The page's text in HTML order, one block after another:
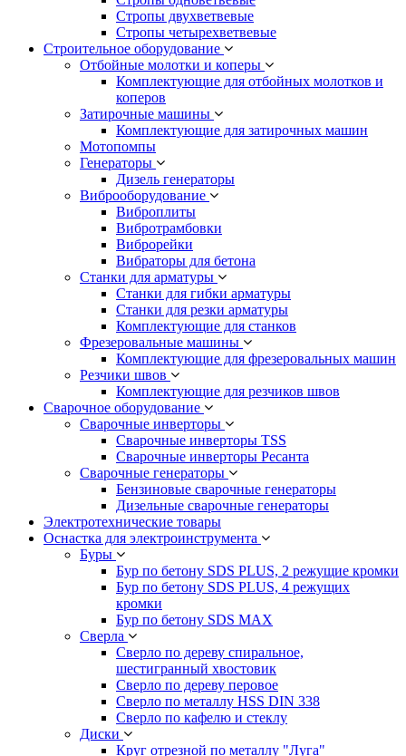
Стропы двухветвевые
Стропы четырехветвевые
Строительное оборудование
Отбойные молотки и коперы
Комплектующие для отбойных молотков и
коперов
Затирочные машины
Комплектующие для затирочных машин
Мотопомпы
Генераторы
Дизель генераторы
Виброоборудование
Виброплиты
Вибротрамбовки
Виброрейки
Вибраторы для бетона
Станки для арматуры
Станки для гибки арматуры
Станки для резки арматуры
Комплектующие для станков
Фрезеровальные машины
Комплектующие для фрезеровальных машин
Резчики швов
Комплектующие для резчиков швов
Сварочное оборудование
Сварочные инверторы
Сварочные инверторы TSS
Сварочные инверторы Ресанта
Сварочные генераторы
Бензиновые сварочные генераторы
Дизельные сварочные генераторы
Электротехнические товары
Оснастка для электроинструмента
Буры
Бур по бетону SDS PLUS, 2 режущие кромки
Бур по бетону SDS PLUS, 4 режущих
кромки
Бур по бетону SDS MAX
Сверла
Сверло по дереву спиральное,
шестигранный хвостовик
Сверло по дереву перовое
Сверло по металлу HSS DIN 338
Сверло по кафелю и стеклу
Диски
Круг отрезной по металлу "Луга"